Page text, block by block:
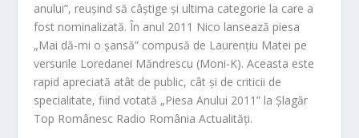
anului”, reușind să câștige și ultima categorie la care a
fost nominalizată. În anul 2011 Nico lansează piesa
„Mai dă-mi o șansă” compusă de Laurențiu Matei pe
versurile Loredanei Măndrescu (Moni-K). Aceasta este
rapid apreciată atât de public, cât și de criticii de
specialitate, fiind votată „Piesa Anului 2011” la Șlagăr
Top Românesc Radio România Actualități.